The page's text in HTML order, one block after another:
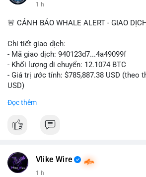
1 h
🚨 CẢNH BÁO WHALE ALERT - GIAO
Chi tiết giao dịch:
- Mã giao dịch: 940123d7...4a49099f
- Khối lượng di chuyển: 12.1074 BTC
- Giá trị ước tính: $785,887.38 USD (theo
USD)
Khối lượng 12.1 BTC tương đương gần
Động thái này có thể là bước chuẩn bị
hoặc tái phân bổ tài sản giữa các ví nóng
Đọc thêm
Vlike Wire
1 h